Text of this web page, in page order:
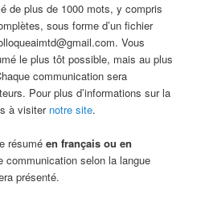
de plus de 1000 mots, y compris
sous forme d’un fichier
Vous
le plus tôt possible, mais au plus
communication sera
Pour plus d’informations sur la
à visiter notre site.
résuméen français ou en
communication selon la langue
présenté.